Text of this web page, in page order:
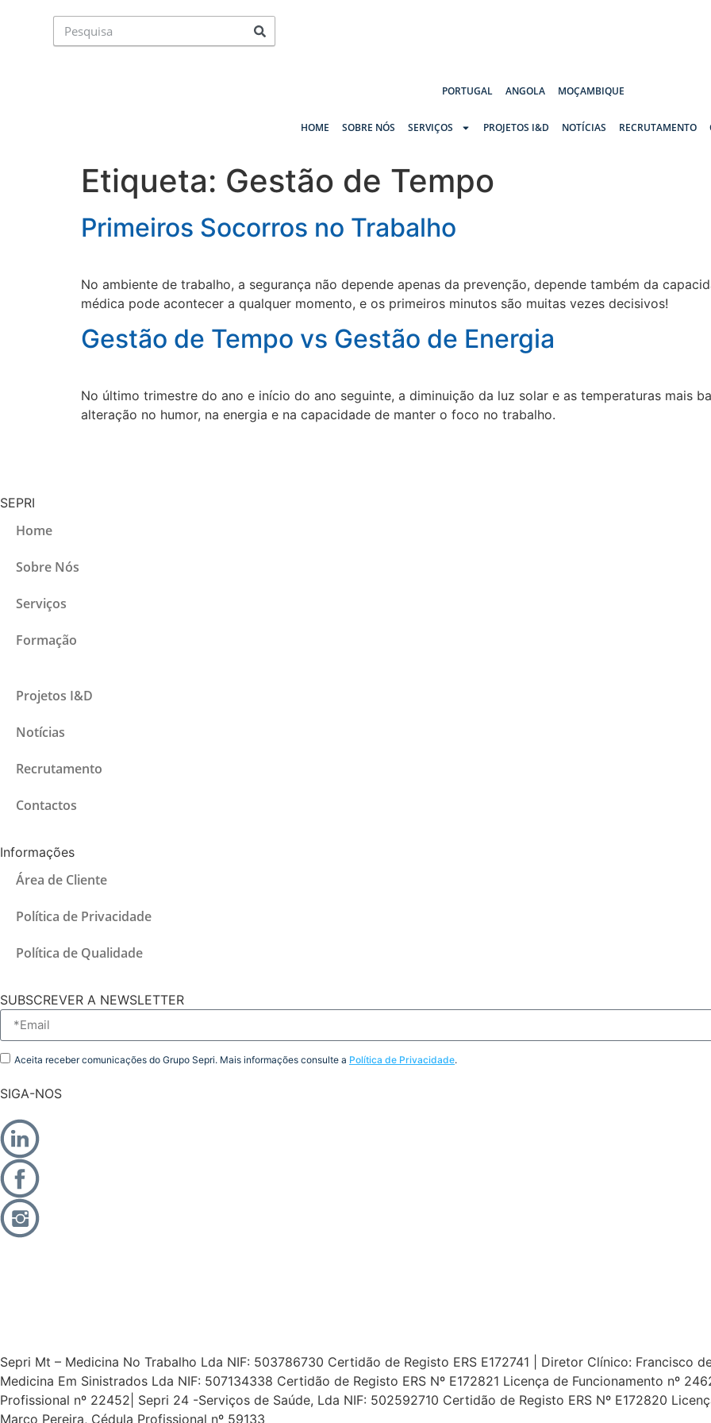
PORTUGAL ANGOLA MOÇAMBIQUE
HOME SOBRE NÓS SERVIÇOS PROJETOS I&D NOTÍCIAS RECRUTAMENTO
Etiqueta: Gestão de Tempo
Primeiros Socorros no Trabalho
No ambiente de trabalho, a segurança não depende apenas da prevenção, depende também da
médica pode acontecer a qualquer momento, e os primeiros minutos são muitas vezes decisivos!
Gestão de Tempo vs Gestão de Energia
No último trimestre do ano e início do ano seguinte, a diminuição da luz solar e as temperaturas mais
alteração no humor, na energia e na capacidade de manter o foco no trabalho.
SEPRI
Home
Sobre Nós
Serviços
Formação
Projetos I&D
Notícias
Recrutamento
Contactos
Informações
Área de Cliente
Política de Privacidade
Política de Qualidade
SUBSCREVER A NEWSLETTER
Aceita receber comunicações do Grupo Sepri. Mais informações consulte a Política de Privacidade.
SIGA-NOS
Sepri Mt – Medicina No Trabalho Lda NIF: 503786730 Certidão de Registo ERS E172741 | Diretor Clínico: Francisco
Medicina Em Sinistrados Lda NIF: 507134338 Certidão de Registo ERS Nº E172821 Licença de Funcionamento nº
Profissional nº 22452| Sepri 24 -Serviços de Saúde, Lda NIF: 502592710 Certidão de Registo ERS Nº E172820
Marco Pereira, Cédula Profissional nº 59133